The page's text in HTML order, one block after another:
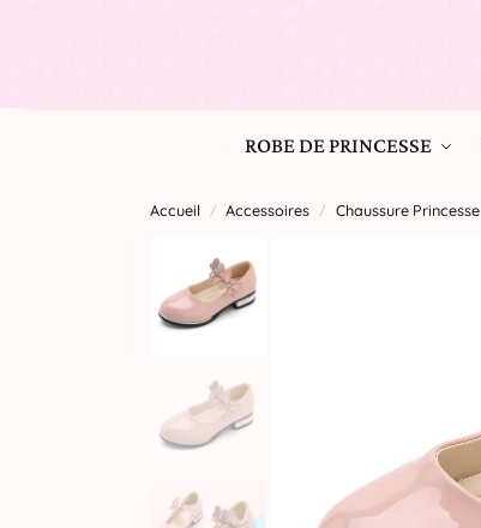
ROBE DE PRINCESSE
Accueil / Accessoires / Chaussure Princesse